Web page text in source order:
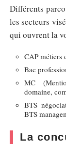
Différents
les secteurs
qui ouvrent la
CAP métiers
Bac
MC
domaine,
BTS
BTS
La